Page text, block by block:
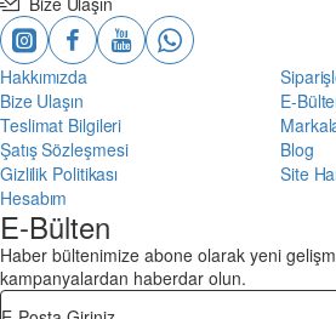
Hakkımızda
Bize Ulaşın
Teslimat Bilgileri
Şatış Sözleşmesi
Gizlilik Politikası
Hesabım
E-
Blog
Site
E-Bülten
Haber bültenimize abone olarak yeni
kampanyalardan haberdar olun.
E-